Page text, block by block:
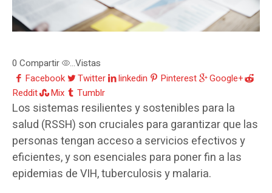
0 Compartir ...Vistas
Facebook
Twitter linkedin Pinterest
Google+
Reddit
Mix Tumblr
Los sistemas resilientes y sostenibles para la
salud (RSSH) son cruciales para garantizar que las
personas tengan acceso a servicios efectivos y
eficientes, y son esenciales para poner fin a las
epidemias de VIH, tuberculosis y malaria.